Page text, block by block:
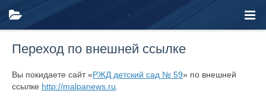
Переход по внешней ссылке
Вы покидаете сайт «РЖД детский сад № 59» по внешней
ссылке http://malpanews.ru